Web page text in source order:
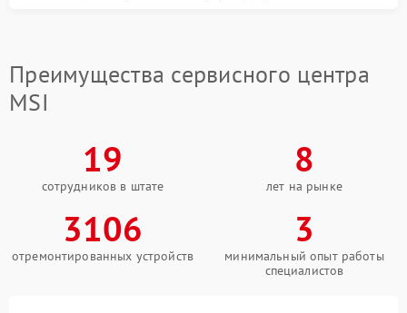
Преимущества сервисного центра
MSI
19
сотрудников в штате
8
лет на рынке
3106
отремонтированных устройств
3
минимальный опыт работы
специалистов